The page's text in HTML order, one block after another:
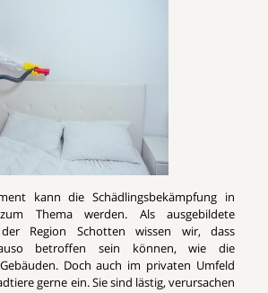
kann die Schädlingsbekämpfung in
Thema werden. Als ausgebildete
Region Schotten wissen wir, dass
betroffen sein können, wie die
Doch auch im privaten Umfeld
gerne ein. Sie sind lästig, verursachen